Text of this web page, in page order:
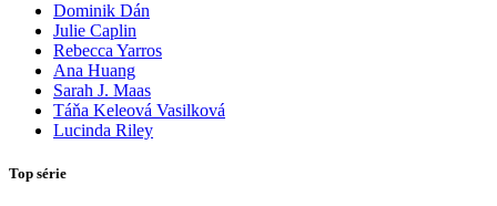
Dominik Dán
Julie Caplin
Rebecca Yarros
Ana Huang
Sarah J. Maas
Táňa Keleová Vasilková
Lucinda Riley
Top série